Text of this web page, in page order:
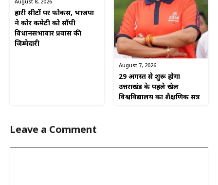
August 8, 2026
हारी सीटों पर फोकस, भाजपा
ने कोर कमेटी को सौंपी
विधानसभावार प्रवास की
जिम्मेदारी
August 7, 2026
29 अगस्त से शुरू होगा
उत्तराखंड के पहले खेल
विश्वविद्यालय का शैक्षणिक सत्र
Leave a Comment